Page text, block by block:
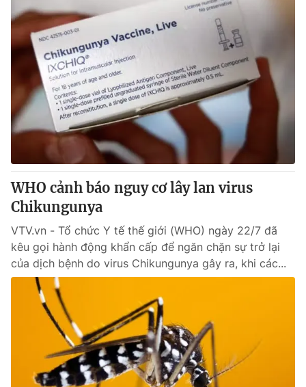
Y tế
Thế giới
Tin tức
Thế giới đó đây
Câu chuyện quốc tế
Kinh tế
Tài chính
Thị trường
Góc doanh nghiệp
Dữ liệu và đời sống
Truyền hình
Phim VTV
Hậu trường
Nhân vật
Khán giả
Giải sao mai
Giải trí
Điện ảnh
Âm nhạc
Đời sống
Du lịch
Làm đẹp
Chất lượng cuộc sống
Giáo dục
Tuyển sinh
Học trực tuyến
Công nghệ
Hitech Công nghệ tương lai
WHO cảnh báo nguy cơ lây lan virus
Chikungunya
VTV.vn - Tổ chức Y tế thế giới (WHO) ngày 22/7 đã
kêu gọi hành động khẩn cấp để ngăn chặn sự trở lại
của dịch bệnh do virus Chikungunya gây ra, khi các...